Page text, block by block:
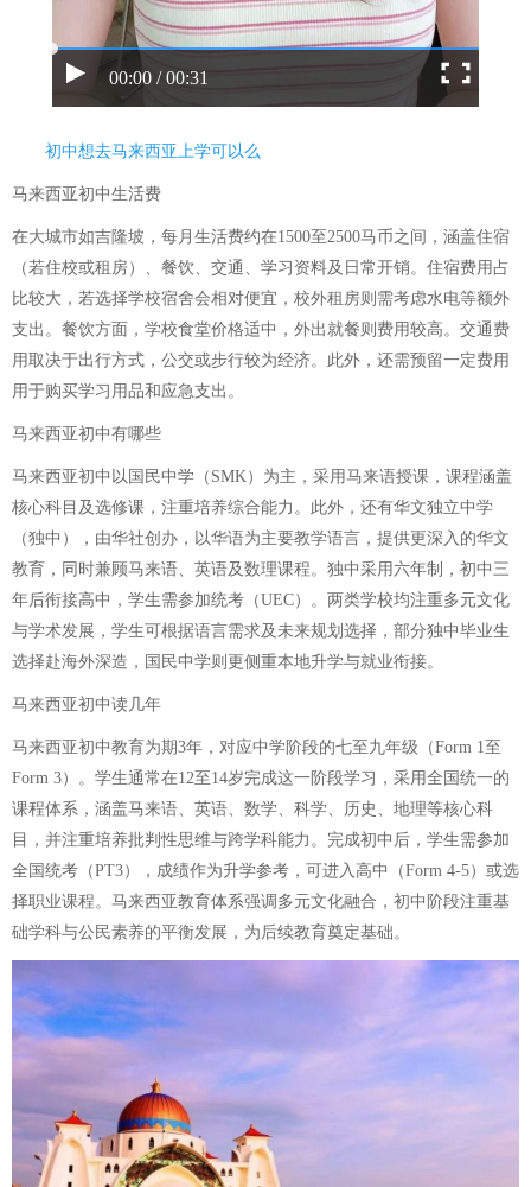
00:00 / 00:31
初中想去马来西亚上学可以么
马来西亚初中生活费
在大城市如吉隆坡，每月生活费约在1500至2500马币之间，涵盖住宿
（若住校或租房）、餐饮、交通、学习资料及日常开销。住宿费用占
比较大，若选择学校宿舍会相对便宜，校外租房则需考虑水电等额外
支出。餐饮方面，学校食堂价格适中，外出就餐则费用较高。交通费
用取决于出行方式，公交或步行较为经济。此外，还需预留一定费用
用于购买学习用品和应急支出。
马来西亚初中有哪些
马来西亚初中以国民中学（SMK）为主，采用马来语授课，课程涵盖
核心科目及选修课，注重培养综合能力。此外，还有华文独立中学
（独中），由华社创办，以华语为主要教学语言，提供更深入的华文
教育，同时兼顾马来语、英语及数理课程。独中采用六年制，初中三
年后衔接高中，学生需参加统考（UEC）。两类学校均注重多元文化
与学术发展，学生可根据语言需求及未来规划选择，部分独中毕业生
选择赴海外深造，国民中学则更侧重本地升学与就业衔接。
马来西亚初中读几年
马来西亚初中教育为期3年，对应中学阶段的七至九年级（Form 1至
Form 3）。学生通常在12至14岁完成这一阶段学习，采用全国统一的
课程体系，涵盖马来语、英语、数学、科学、历史、地理等核心科
目，并注重培养批判性思维与跨学科能力。完成初中后，学生需参加
全国统考（PT3），成绩作为升学参考，可进入高中（Form 4-5）或选
择职业课程。马来西亚教育体系强调多元文化融合，初中阶段注重基
础学科与公民素养的平衡发展，为后续教育奠定基础。